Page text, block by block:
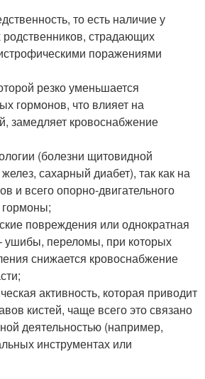
то есть наличие у
родственников, страдающих
поражениями
резко уменьшается
гормонов, что влияет на
замедляет кровоснабжение
(болезни щитовидной
сахарный диабет), так как на
и всего опорно-двигательного
повреждения или однократная
ушибы, переломы, при которых
снижается кровоснабжение
активность, которая приводит
кистей, чаще всего это связано
деятельностью (например,
инструментах или